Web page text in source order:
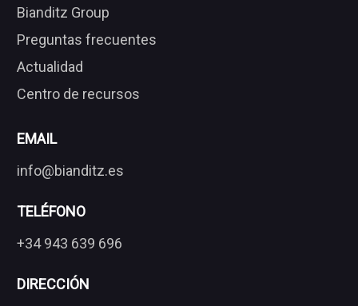
Bianditz Group
Preguntas frecuentes
Actualidad
Centro de recursos
EMAIL
info@bianditz.es
TELÉFONO
+34 943 639 696
DIRECCIÓN